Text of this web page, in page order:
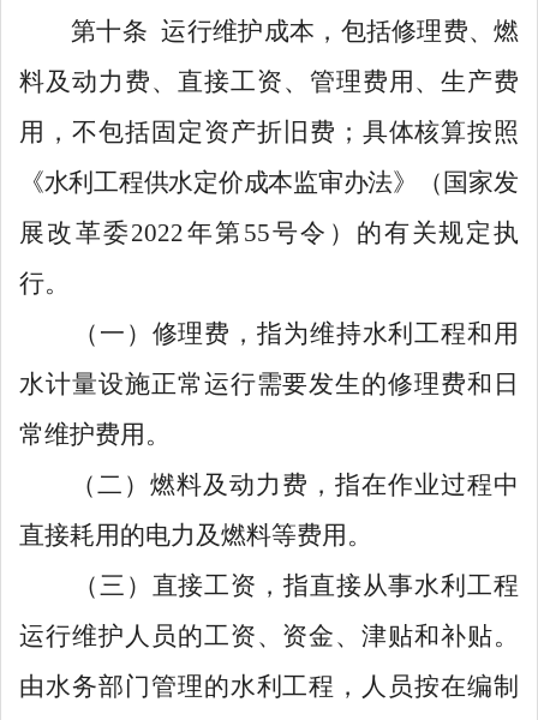
第十条 运行维护成本，包括修理费、燃
料及动力费、 直接工资、管理费用、生产费
用，不包括固定资产折旧费；具体核算按照
《水利工程供水定价成本监审办法》（ 国家发
展改革委2022年第 55号令 ） 的有关规定执
行。
（一） 修理费，指为维持水利工程和用
水计量设施正常运行需要发生的修理费和日
常维护费用。
（二） 燃料及动力费，指在作业过程中
直接耗用的电力 及燃料等费用。
（三） 直接工资 ，指直接从事水利工程
运行维护人员的工资、资金、津贴和补贴。
由水务部门管理的水利工程，人员按在编制